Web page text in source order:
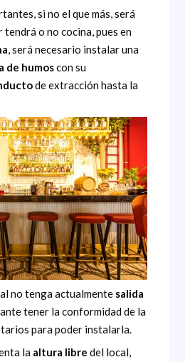
si no el que más, será
o no cocina, pues en
, será necesario instalar una
de humoscon su
de extracción hasta la
no tenga actualmente salida
tener la conformidad de la
para poder instalarla.
la altura libre del local,